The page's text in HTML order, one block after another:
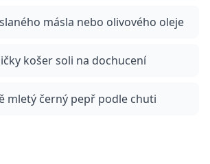
másla nebo olivového oleje
košer soli na dochucení
mletý černý pepř podle chuti